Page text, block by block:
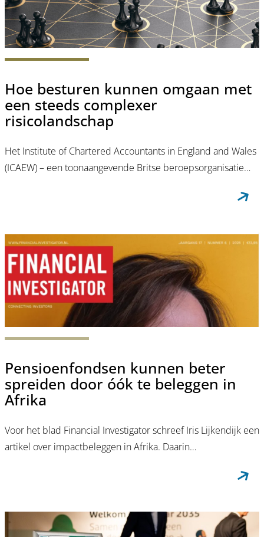
Hoe besturen kunnen omgaan met
een steeds complexer
risicolandschap
Het Institute of Chartered Accountants in England and Wales
(ICAEW) – een toonaangevende Britse beroepsorganisatie…
Pensioenfondsen kunnen beter
spreiden door óók te beleggen in
Afrika
Voor het blad Financial Investigator schreef Iris Lijkendijk een
artikel over impactbeleggen in Afrika. Daarin…